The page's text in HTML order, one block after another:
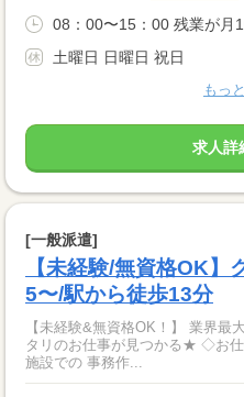
08：00〜15：00 残業が月
土曜日 日曜日 祝日
もっ
求人詳
[一般派遣]
【未経験/無資格OK】
5〜/駅から徒歩13分
【未経験&無資格OK！】 業界最
タリのお仕事が見つかる★ ◇お仕事内容◇ 病院やクリニック、介護
施設での 事務作...